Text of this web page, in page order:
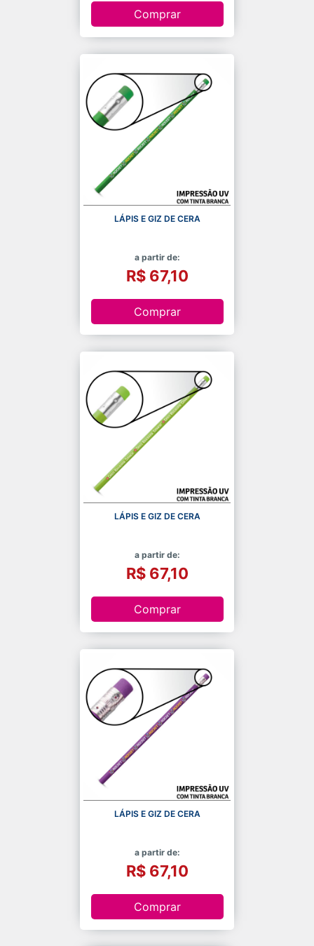
Comprar
LÁPIS E GIZ DE CERA
a partir de:
R$ 67,10
Comprar
LÁPIS E GIZ DE CERA
a partir de:
R$ 67,10
Comprar
LÁPIS E GIZ DE CERA
a partir de:
R$ 67,10
Comprar